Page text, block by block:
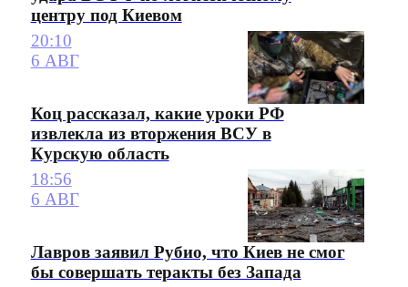
центру под Киевом
20:10
6 АВГ
Коц рассказал, какие уроки РФ
извлекла из вторжения ВСУ в
Курскую область
18:56
6 АВГ
Лавров заявил Рубио, что Киев не смог
бы совершать теракты без Запада